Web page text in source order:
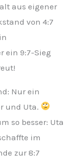
aus eigener
von 4:7
ein 9:7-Sieg
Nur ein
und Uta.
so besser: Uta
im
zur 8:7